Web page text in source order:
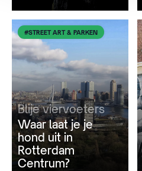
#STREET ART & PARKEN
Blije viervoeters
Waar laat je je
hond uit in
Rotterdam
Centrum?